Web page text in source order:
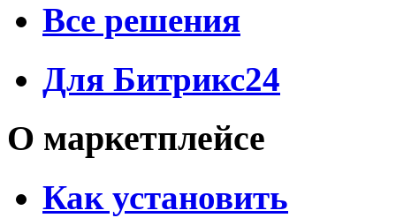
Все решения
Для Битрикс24
О маркетплейсе
Как установить